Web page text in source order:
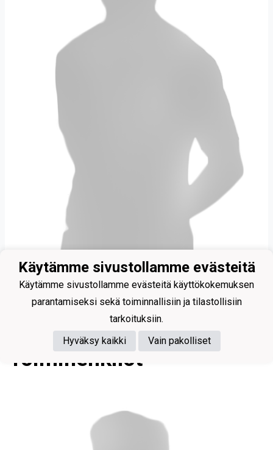
Vuoto Emmi
Toimihenkilöt
Käytämme sivustollamme evästeitä
Käytämme sivustollamme evästeitä käyttökokemuksen
parantamiseksi sekä toiminnallisiin ja tilastollisiin
tarkoituksiin.
Hyväksy kaikki
Vain pakolliset